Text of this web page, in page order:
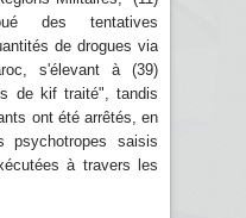
des tentatives
de drogues via
s'élevant à (39)
de kif traité", tandis
ont été arrêtés, en
psychotropes saisis
à travers les